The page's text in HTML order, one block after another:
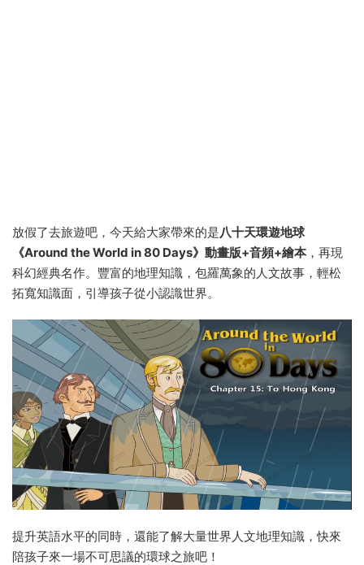
放假了去旅遊吧，今天給大家帶來的是八十天環遊地球
《Around the World in 80 Days》動畫版+音頻+繪本，再現
科幻經典名作。豐富的地理知識，包羅萬象的人文故事，輕松
拓寬知識面，引導孩子從小認識世界。
提升英語水平的同時，還能了解大量世界人文地理知識，快來
陪孩子來一場不可思議的環球之旅吧！